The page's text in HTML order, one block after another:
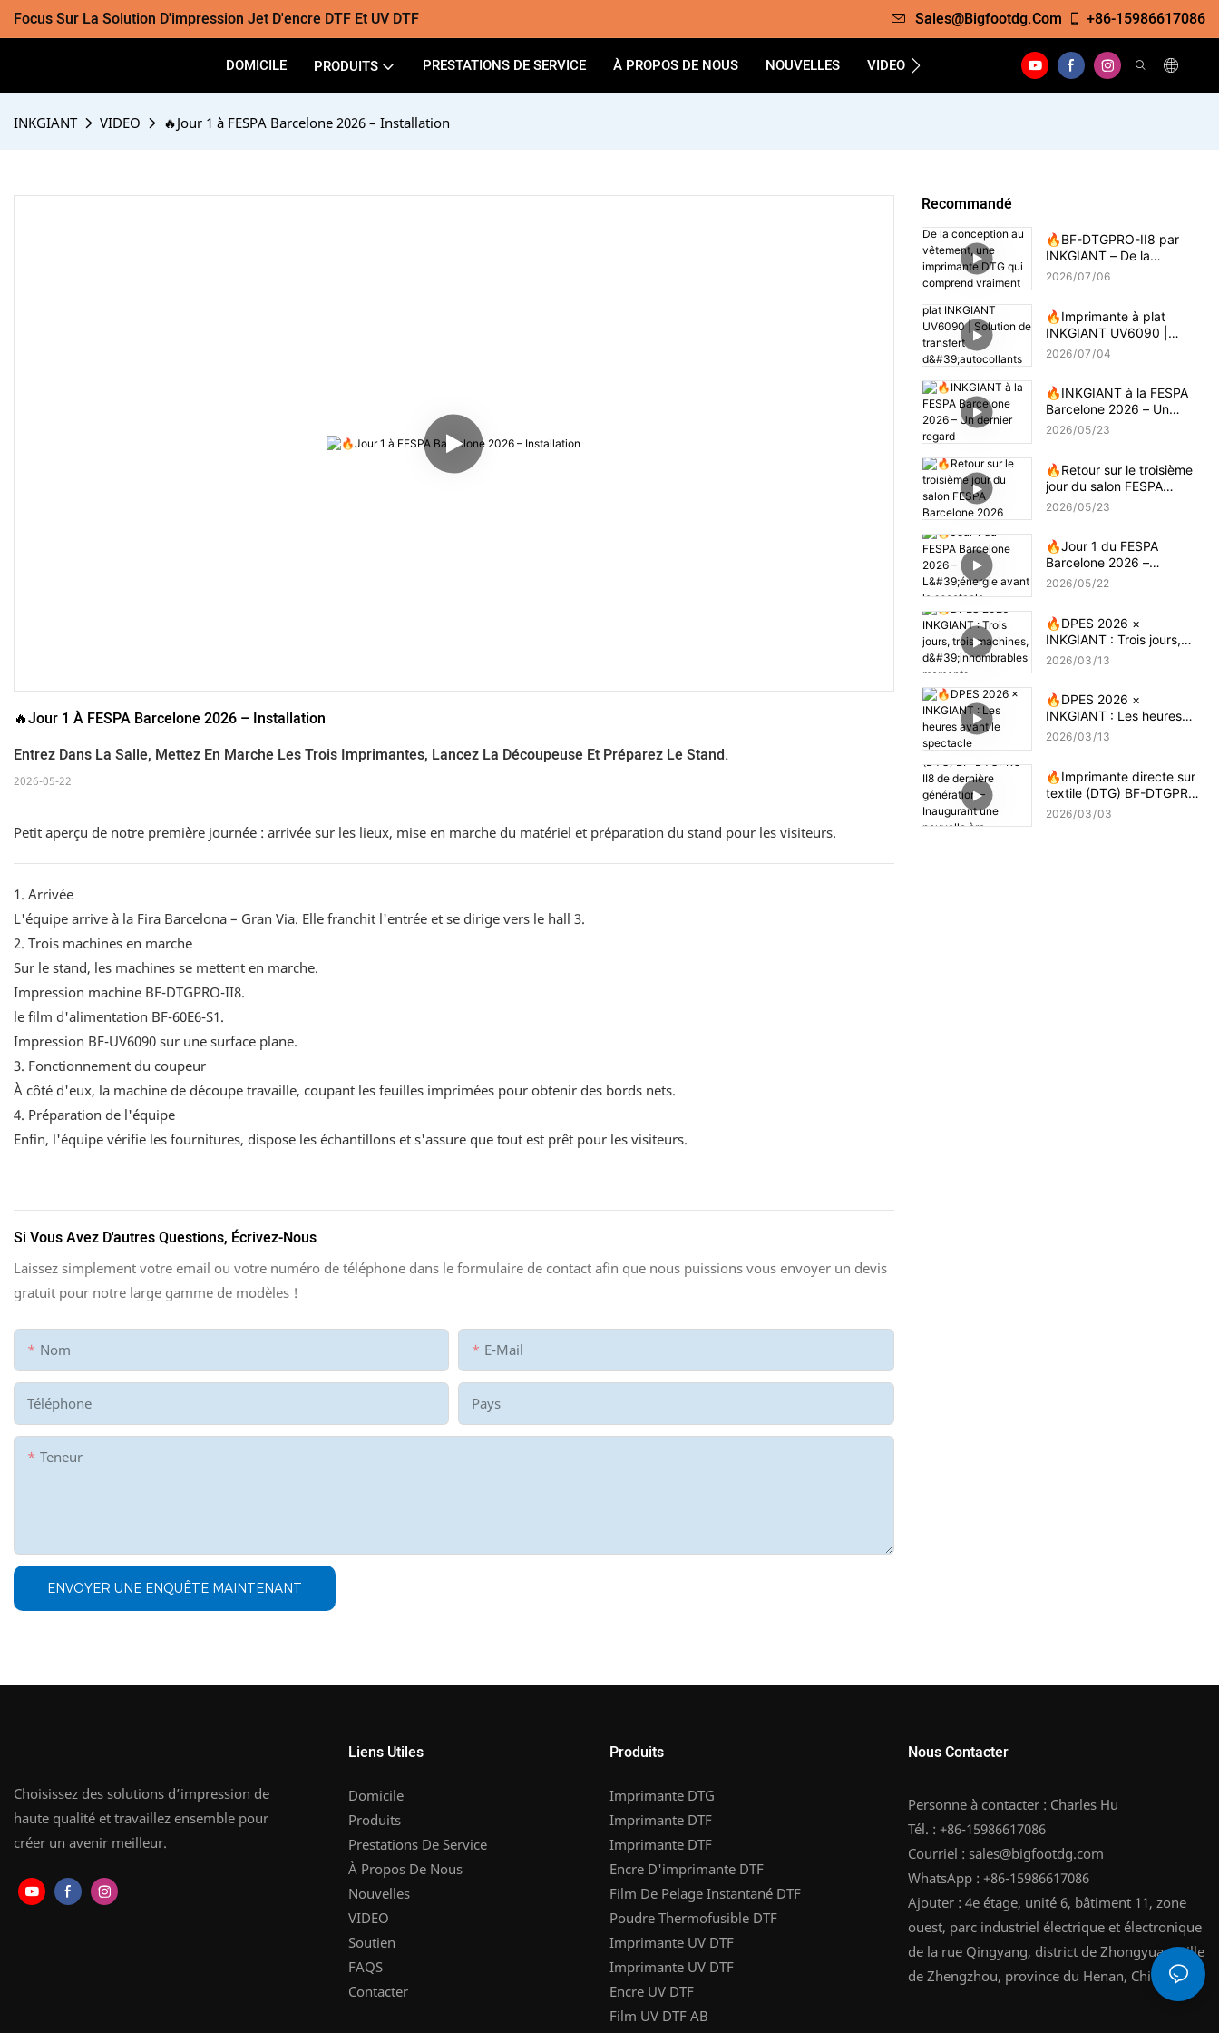
Focus Sur La Solution D'impression Jet D'encre DTF Et UV DTF Sales@bigfootdg.com +86-15986617086
DOMICILE PRODUITS PRESTATIONS DE SERVICE À PROPOS DE NOUS NOUVELLES VIDEO FAQS CONTACTER
INKGIANT VIDEO 🔥Jour 1 à FESPA Barcelone 2026 – Installation
🔥Jour 1 À FESPA Barcelone 2026 – Installation
Entrez Dans La Salle, Mettez En Marche Les Trois Imprimantes, Lancez La Découpeuse Et Préparez Le Stand.
2026-05-22
Petit aperçu de notre première journée : arrivée sur les lieux, mise en marche du matériel et préparation du stand pour les visiteurs.
1. Arrivée
L'équipe arrive à la Fira Barcelona – Gran Via. Elle franchit l'entrée et se dirige vers le hall 3.
2. Trois machines en marche
Sur le stand, les machines se mettent en marche.
Impression machine BF-DTGPRO-II8.
le film d'alimentation BF-60E6-S1.
Impression BF-UV6090 sur une surface plane.
3. Fonctionnement du coupeur
À côté d'eux, la machine de découpe travaille, coupant les feuilles imprimées pour obtenir des bords nets.
4. Préparation de l'équipe
Enfin, l'équipe vérifie les fournitures, dispose les échantillons et s'assure que tout est prêt pour les visiteurs.
Si Vous Avez D'autres Questions, Écrivez-Nous
Laissez simplement votre email ou votre numéro de téléphone dans le formulaire de contact afin que nous puissions vous envoyer un devis
gratuit pour notre large gamme de modèles !
Nom E-Mail
Téléphone Pays
Teneur
ENVOYER UNE ENQUÊTE MAINTENANT
Recommandé
🔥BF-DTGPRO-II8 par
INKGIANT – De la
conception au vêtement,
l'impression sur coton.
2026 07 06
🔥Imprimante à plat
INKGIANT UV6090 |
Solution de transfert
2026 07 04
🔥INKGIANT à la FESPA
Barcelone 2026 – Un
dernier regard
2026 05 23
🔥Retour sur le troisième
jour du salon FESPA
Barcelone 2026
2026 05 23
🔥Jour 1 du FESPA
Barcelone 2026 –
L'énergie avant le
2026 05 22
🔥DPES 2026 ×
INKGIANT : Trois jours,
trois machines,
2026 03 13
🔥DPES 2026 ×
INKGIANT : Les heures
avant le spectacle
2026 03 13
🔥Imprimante directe sur
textile (DTG) BF-DTGPRO-
II8 de dernière génération
2026 03 03
Choisissez des solutions d’impression de
haute qualité et travaillez ensemble pour
créer un avenir meilleur.
Liens Utiles
Domicile
Produits
Prestations De Service
À Propos De Nous
Nouvelles
VIDEO
Soutien
FAQS
Contacter
Produits
Imprimante DTG
Imprimante DTF
Imprimante DTF
Encre D'imprimante DTF
Film De Pelage Instantané DTF
Poudre Thermofusible DTF
Imprimante UV DTF
Imprimante UV DTF
Encre UV DTF
Film UV DTF AB
Nous Contacter
Personne à contacter : Charles Hu
Tél. : +86-15986617086
Courriel : sales@bigfootdg.com
WhatsApp : +86-15986617086
Ajouter : 4e étage, unité 6, bâtiment 11, zone
ouest, parc industriel électrique et électronique
de la rue Qingyang, district de Zhongyuan, ville
de Zhengzhou, province du Henan, Chine